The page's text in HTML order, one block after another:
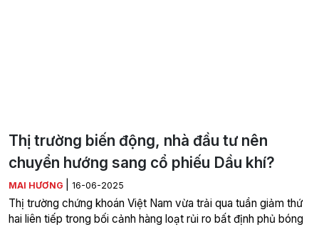
Thị trường biến động, nhà đầu tư nên
chuyển hướng sang cổ phiếu Dầu khí?
MAI HƯƠNG 16-06-2025
Thị trường chứng khoán Việt Nam vừa trải qua tuần giảm thứ
hai liên tiếp trong bối cảnh hàng loạt rủi ro bất định phủ bóng